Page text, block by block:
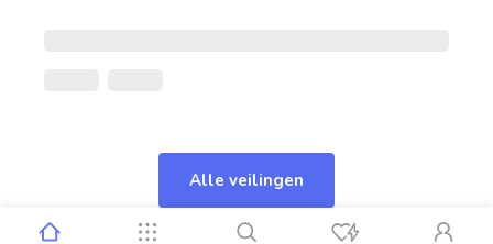
Alle veilingen